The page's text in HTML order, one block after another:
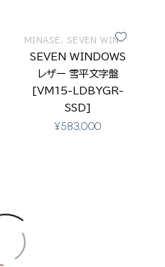
MINASE , SEVEN WINDOWS
SEVEN WINDOWS
レザー 雪平文字盤
[VM15-LDBYGR-
SSD]
¥583,000